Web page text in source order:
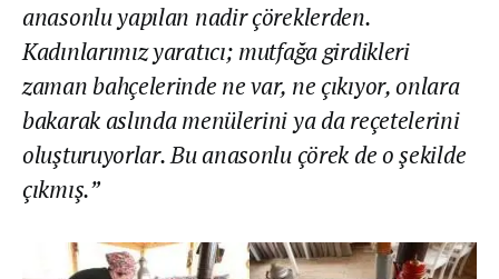
anasonlu yapılan nadir çöreklerden.
Kadınlarımız yaratıcı; mutfağa girdikleri
zaman bahçelerinde ne var, ne çıkıyor, onlara
bakarak aslında menülerini ya da reçetelerini
oluşturuyorlar. Bu anasonlu çörek de o şekilde
çıkmış.”